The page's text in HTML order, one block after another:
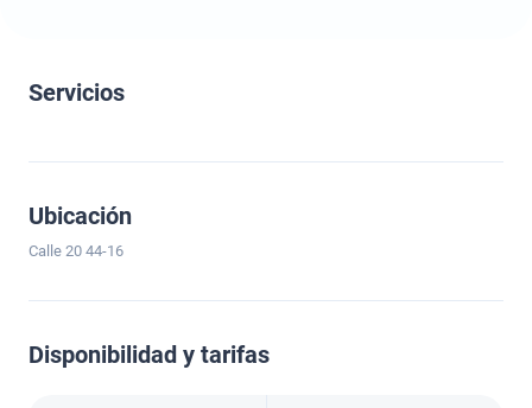
Servicios
Ubicación
Calle 20 44-16
Disponibilidad y tarifas